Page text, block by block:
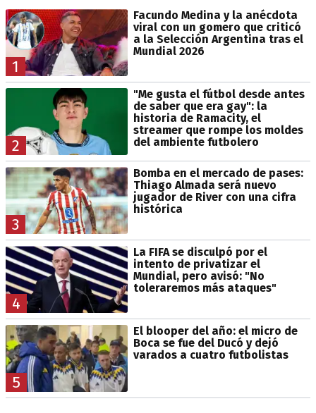
1
Facundo Medina y la anécdota
viral con un gomero que criticó
a la Selección Argentina tras el
Mundial 2026
2
"Me gusta el fútbol desde antes
de saber que era gay": la
historia de Ramacity, el
streamer que rompe los moldes
del ambiente futbolero
3
Bomba en el mercado de pases:
Thiago Almada será nuevo
jugador de River con una cifra
histórica
4
La FIFA se disculpó por el
intento de privatizar el
Mundial, pero avisó: "No
toleraremos más ataques"
5
El blooper del año: el micro de
Boca se fue del Ducó y dejó
varados a cuatro futbolistas